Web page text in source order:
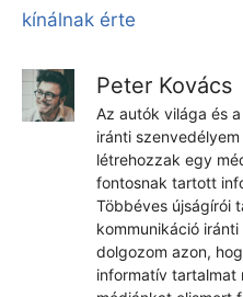
kínálnak érte
Peter Kovács
Az autók világa és
iránti
létrehozzak egy
fontosnak tartott
Többéves újságírói
kommunikáció
dolgozom azon,
informatív tartalmat